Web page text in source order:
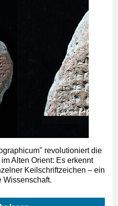
revolutioniert die
Alten Orient: Es erkennt
Keilschriftzeichen – ein
Wissenschaft.